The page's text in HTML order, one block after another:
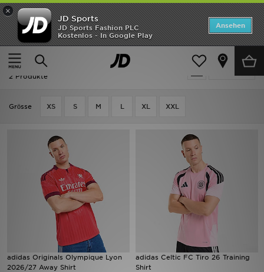
×
JD Sports
JD Sports Fashion PLC
Kostenlos - In Google Play
Ansehen
Startseite
Herren Herrenbekleidung Replica
verfeinern
Herren - Rosa Adidas Replica
2 Produkte
Grӧsse XS S M L XL XXL
adidas Originals Olympique Lyon
2026/27 Away Shirt
adidas Celtic FC Tiro 26 Training
Shirt
Startseite
ANGEBOTE
Marken
Bestsellers
JD Exklusives
Fußball